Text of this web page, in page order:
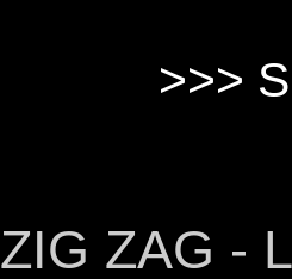
>>>
ZIG ZAG -